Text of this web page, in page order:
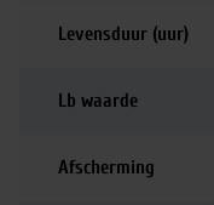
Levensduur (uur)
Lb waarde
Afscherming